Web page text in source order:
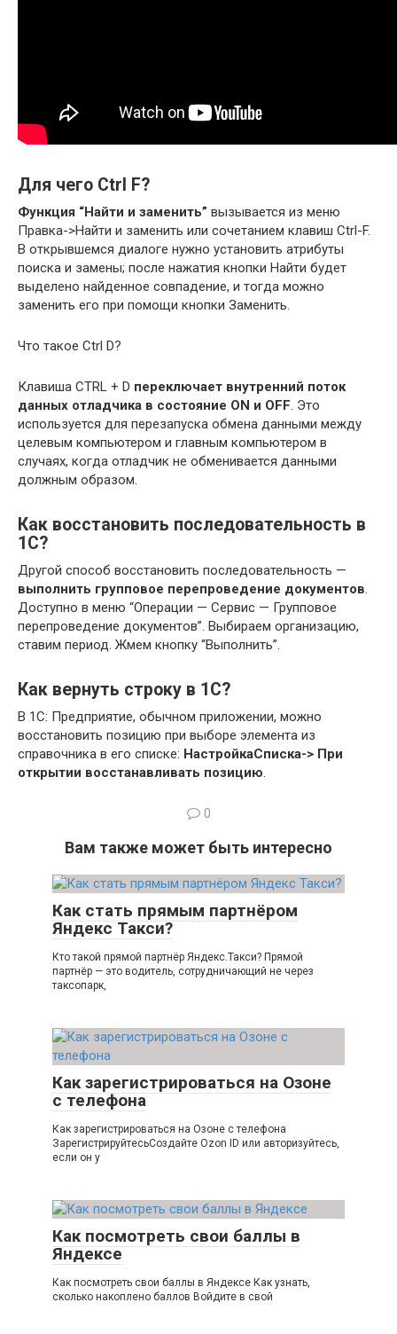
Для чего Ctrl F?
Функция “Найти и заменить” вызывается из меню
Правка->Найти и заменить или сочетанием клавиш Ctrl-F.
В открывшемся диалоге нужно установить атрибуты
поиска и замены; после нажатия кнопки Найти будет
выделено найденное совпадение, и тогда можно
заменить его при помощи кнопки Заменить.
Что такое Ctrl D?
Клавиша CTRL + D переключает внутренний поток
данных отладчика в состояние ON и OFF . Это
используется для перезапуска обмена данными между
целевым компьютером и главным компьютером в
случаях, когда отладчик не обменивается данными
должным образом.
Как восстановить последовательность в
1С?
Другой способ восстановить последовательность —
выполнить групповое перепроведение документов
Доступно в меню “Операции — Сервис — Групповое
перепроведение документов”. Выбираем организацию,
ставим период. Жмем кнопку “Выполнить”.
Как вернуть строку в 1С?
В 1С: Предприятие, обычном приложении, можно
восстановить позицию при выборе элемента из
справочника в его списке: НастройкаСписка-> При
открытии восстанавливать позицию
0
Вам также может быть интересно
Как стать прямым партнёром
Яндекс Такси?
Кто такой прямой партнёр Яндекс.Такси? Прямой
партнёр — это водитель, сотрудничающий не через
таксопарк,
Как зарегистрироваться на Озоне
с телефона
Как зарегистрироваться на Озоне с телефона
ЗарегистрируйтесьСоздайте Ozon ID или авторизуйтесь,
если он у
Как посмотреть свои баллы в
Яндексе
Как посмотреть свои баллы в Яндексе Как узнать,
сколько накоплено баллов Войдите в свой